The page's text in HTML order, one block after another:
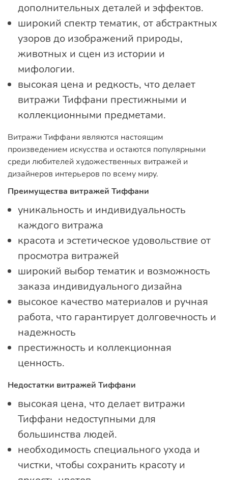
дополнительных деталей и эффектов.
широкий спектр тематик, от абстрактных
узоров до изображений природы,
животных и сцен из истории и
мифологии.
высокая цена и редкость, что делает
витражи Тиффани престижными и
коллекционными предметами.
Витражи Тиффани являются настоящим
произведением искусства и остаются популярными
среди любителей художественных витражей и
дизайнеров интерьеров по всему миру.
Преимущества витражей Тиффани
уникальность и индивидуальность
каждого витража
красота и эстетическое удовольствие от
просмотра витражей
широкий выбор тематик и возможность
заказа индивидуального дизайна
высокое качество материалов и ручная
работа, что гарантирует долговечность и
надежность
престижность и коллекционная
ценность.
Недостатки витражей Тиффани
высокая цена, что делает витражи
Тиффани недоступными для
большинства людей.
необходимость специального ухода и
чистки, чтобы сохранить красоту и